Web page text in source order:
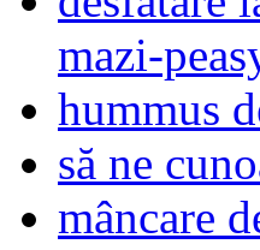
mazi-
hummus
să ne
mâncare